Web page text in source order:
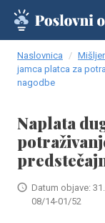
Naslovnica
jamca platca za
nagodbe
Naplata
Datum objave:
08/14-01/52